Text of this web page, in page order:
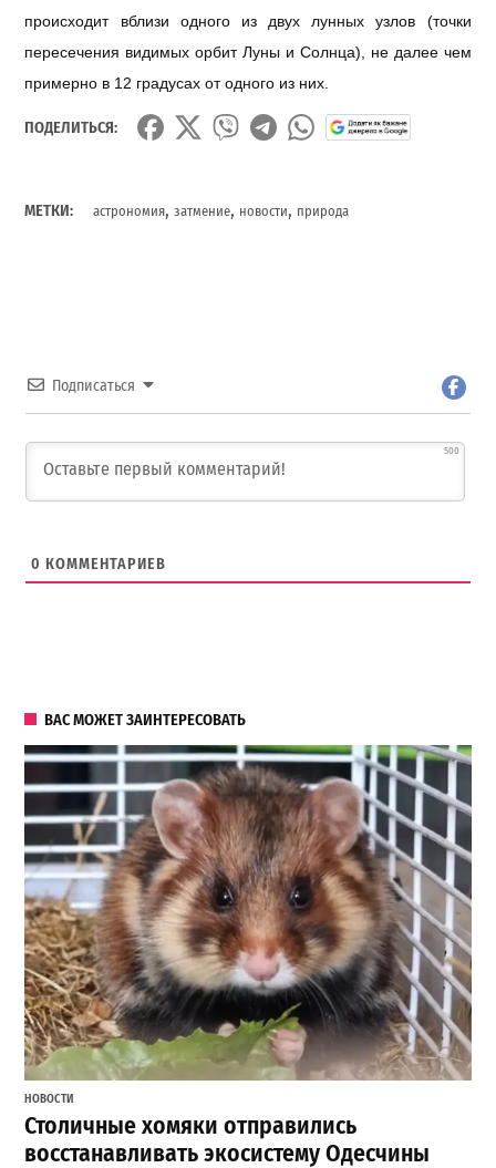
происходит вблизи одного из двух лунных узлов (точки
пересечения видимых орбит Луны и Солнца), не далее чем
примерно в 12 градусах от одного из них.
ПОДЕЛИТЬСЯ:
МЕТКИ: астрономия,затмение, новости, природа
Подписаться
500
0 КОММЕНТАРИЕВ
ВАС МОЖЕТ ЗАИНТЕРЕСОВАТЬ
НОВОСТИ
Столичные хомяки отправились
восстанавливать экосистему Одесчины